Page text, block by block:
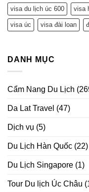
visa du lịch úc 600 visa
visa úc visa đài loan
DANH MỤC
Cẩm Nang Du Lịch
Da Lat Travel (47)
Dịch vụ (5)
Du Lịch Hàn Quốc (22)
Du Lịch Singapore (1)
Tour Du lịch Úc Châu